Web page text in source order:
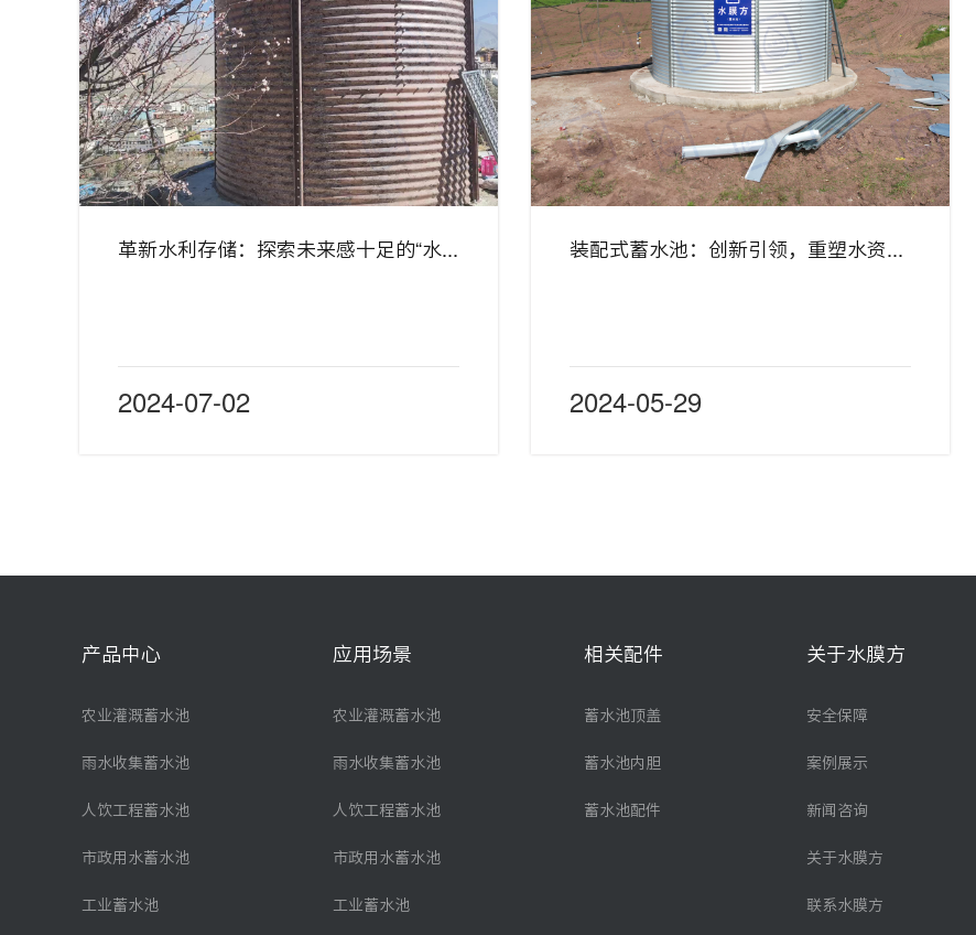
2024-07-02 2024-05-29
产品中心
农业灌溉蓄水池
雨水收集蓄水池
人饮工程蓄水池
市政用水蓄水池
工业蓄水池
应用场景
农业灌溉蓄水池
雨水收集蓄水池
人饮工程蓄水池
市政用水蓄水池
工业蓄水池
相关配件
蓄水池顶盖
蓄水池内胆
蓄水池配件
关于水膜方
安全保障
案例展示
新闻咨询
关于水膜方
联系水膜方